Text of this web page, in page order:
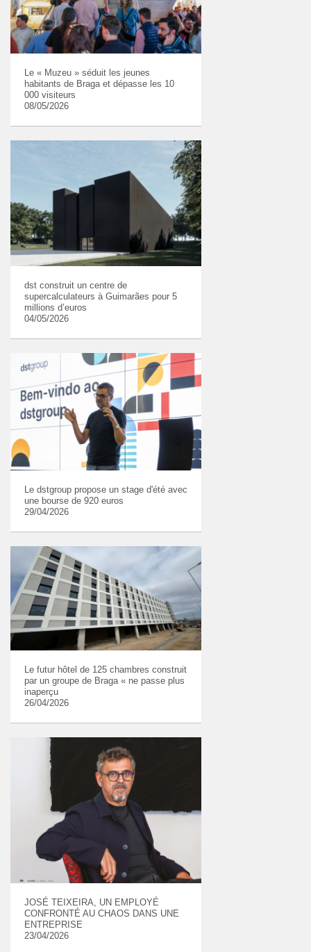
Le « Muzeu » séduit les jeunes
habitants de Braga et dépasse les 10
000 visiteurs
08/05/2026
dst construit un centre de
supercalculateurs à Guimarães pour 5
millions d’euros
04/05/2026
Le dstgroup propose un stage d'été avec
une bourse de 920 euros
29/04/2026
Le futur hôtel de 125 chambres construit
par un groupe de Braga « ne passe plus
inaperçu
26/04/2026
JOSÉ TEIXEIRA, UN EMPLOYÉ
CONFRONTÉ AU CHAOS DANS UNE
ENTREPRISE
23/04/2026